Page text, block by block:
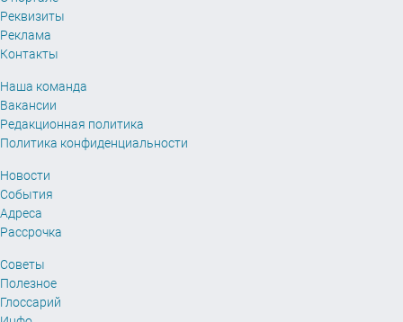
Реквизиты
Реклама
Контакты
Наша команда
Вакансии
Редакционная политика
Политика конфиденциальности
Новости
События
Адреса
Рассрочка
Советы
Полезное
Глоссарий